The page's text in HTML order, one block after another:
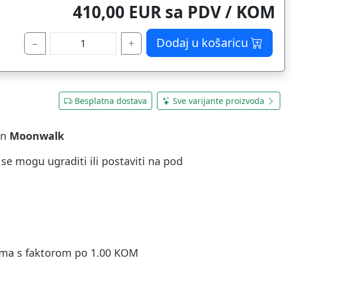
410,00 EUR sa PDV / KOM
− + Dodaj u košaricu
Besplatna dostava Sve varijante proizvoda
Moonwalk
mogu ugraditi ili postaviti na pod
s faktorom po 1.00 KOM